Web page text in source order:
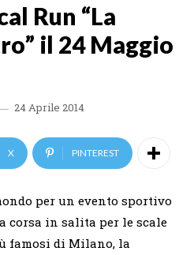
Run “La
il 24 Maggio
24 Aprile 2014
X PINTEREST
per un evento sportivo
corsa in salita per le scale
famosi di Milano, la